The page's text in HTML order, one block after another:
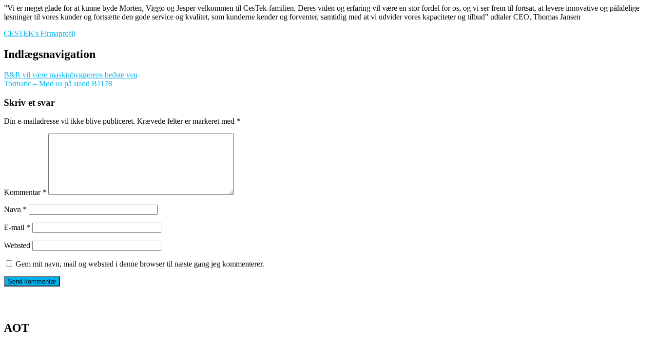
”Vi er meget glade for at kunne byde Morten, Viggo og Jesper velkommen til CesTek-familien. Deres viden og erfaring vil være en stor fordel for os, og vi ser frem til fortsat, at levere innovative og pålidelige
løsninger til vores kunder og fortsætte den gode service og kvalitet, som kunderne kender og forventer, samtidig med at vi udvider vores kapaciteter og tilbud” udtaler CEO, Thomas Jansen
CESTEK's Firmaprofil
Indlægsnavigation
B&R vil være maskinbyggerens bedste ven
Tormatic – Mød os på stand B1178
Skriv et svar
Din e-mailadresse vil ikke blive publiceret. Krævede felter er markeret med *
Kommentar *
Navn *
E-mail *
Websted
Gem mit navn, mail og websted i denne browser til næste gang jeg kommenterer.
AOT